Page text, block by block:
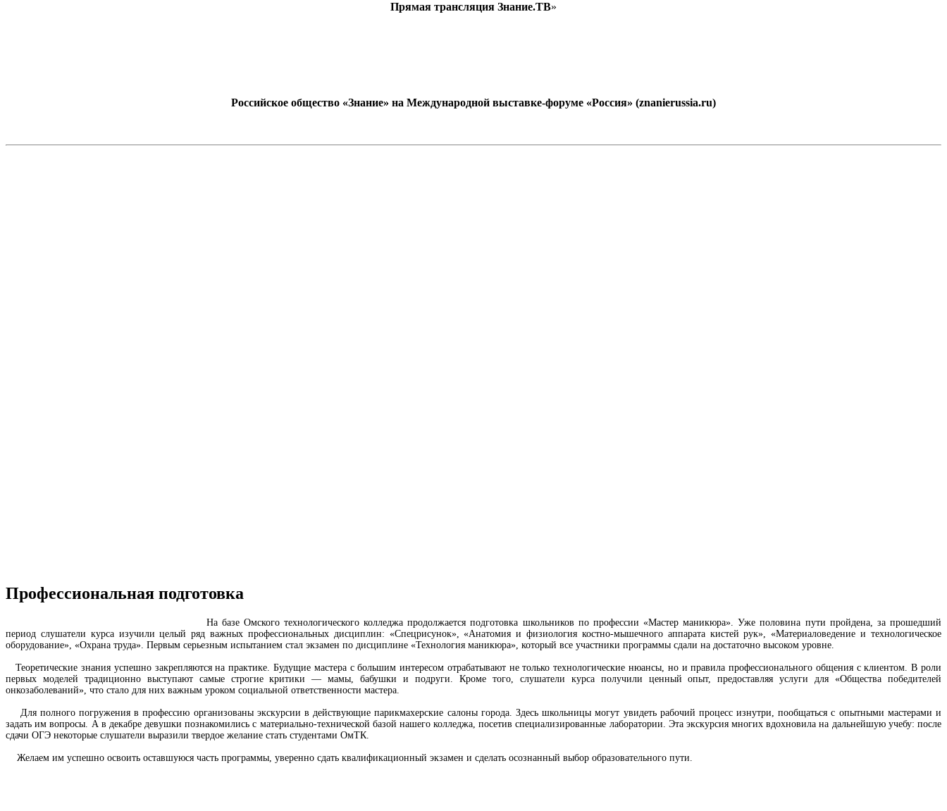
Прямая трансляция Знание.ТВ»
Российское общество «Знание» на Международной выставке-форуме «Россия» (znanierussia.ru)
Профессиональная подготовка
На базе Омского технологического колледжа продолжается подготовка школьников по профессии «Мастер маникюра». Уже половина пути пройдена, за прошедший
период слушатели курса изучили целый ряд важных профессиональных дисциплин: «Спецрисунок», «Анатомия и физиология костно-мышечного аппарата кистей рук», «Материаловедение и технологическое
оборудование», «Охрана труда». Первым серьезным испытанием стал экзамен по дисциплине «Технология маникюра», который все участники программы сдали на достаточно высоком уровне.
Теоретические знания успешно закрепляются на практике. Будущие мастера с большим интересом отрабатывают не только технологические нюансы, но и правила профессионального общения с клиентом. В роли
первых моделей традиционно выступают самые строгие критики — мамы, бабушки и подруги. Кроме того, слушатели курса получили ценный опыт, предоставляя услуги для «Общества победителей
онкозаболеваний», что стало для них важным уроком социальной ответственности мастера.
Для полного погружения в профессию организованы экскурсии в действующие парикмахерские салоны города. Здесь школьницы могут увидеть рабочий процесс изнутри, пообщаться с опытными мастерами и
задать им вопросы. А в декабре девушки познакомились с материально-технической базой нашего колледжа, посетив специализированные лаборатории. Эта экскурсия многих вдохновила на дальнейшую учебу: после
сдачи ОГЭ некоторые слушатели выразили твердое желание стать студентами ОмТК.
Желаем им успешно освоить оставшуюся часть программы, уверенно сдать квалификационный экзамен и сделать осознанный выбор образовательного пути.